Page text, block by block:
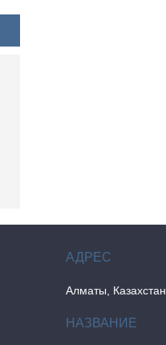
Алматы, Казахстан